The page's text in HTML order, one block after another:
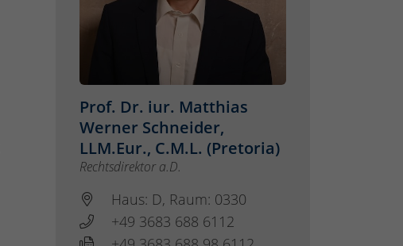
Prof. Dr. iur. Matthias
Werner Schneider,
LLM.Eur., C.M.L. (Pretoria)
Rechtsdirektor a.D.
Haus: D, Raum: 0330
+49 3683 688 6112